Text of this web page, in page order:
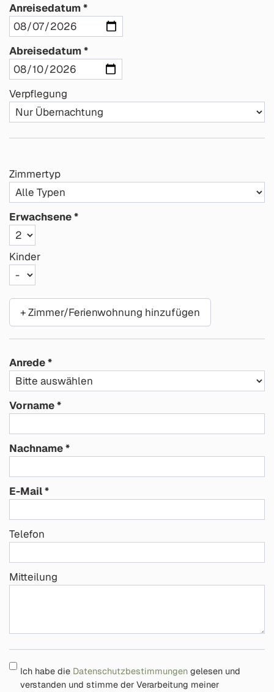
Anreisedatum
Abreisedatum
Verpflegung
Zimmertyp
Erwachsene
Kinder
+ Zimmer/Ferienwohnung hinzufügen
Anrede
Vorname
Nachname
E-Mail
Telefon
Mitteilung
Ich habe die Datenschutzbestimmungen gelesen und
verstanden und stimme der Verarbeitung meiner